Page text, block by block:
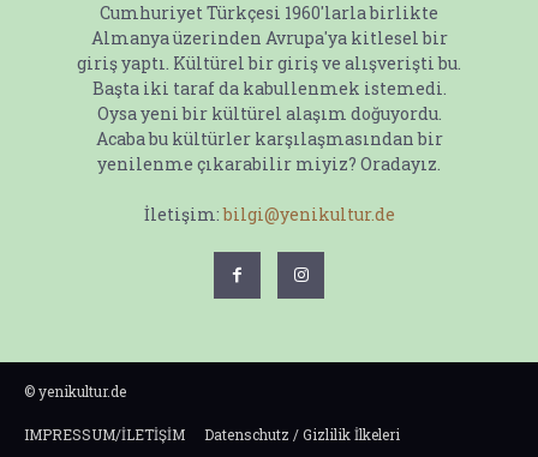
Cumhuriyet Türkçesi 1960'larla birlikte
Almanya üzerinden Avrupa'ya kitlesel bir
giriş yaptı. Kültürel bir giriş ve alışverişti bu.
Başta iki taraf da kabullenmek istemedi.
Oysa yeni bir kültürel alaşım doğuyordu.
Acaba bu kültürler karşılaşmasından bir
yenilenme çıkarabilir miyiz? Oradayız.
İletişim:bilgi@yenikultur.de
© yenikultur.de
IMPRESSUM/İLETİŞİM Datenschutz / Gizlilik İlkeleri